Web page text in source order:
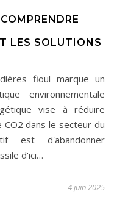
LES SOLUTIONS
environnementale
vise à réduire
dans le secteur du
est d'abandonner
d'ici…
4 juin 2025